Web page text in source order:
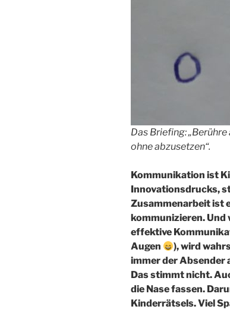
Das Briefing:
ohne abzusetzen“.
Kommunikation ist
Innovationsdrucks,
Zusammenarbeit ist
kommunizieren. Und
effektive
Augen
), wird
immer der Absender
Das stimmt nicht.
die Nase fassen.
Kinderrätsels. Viel